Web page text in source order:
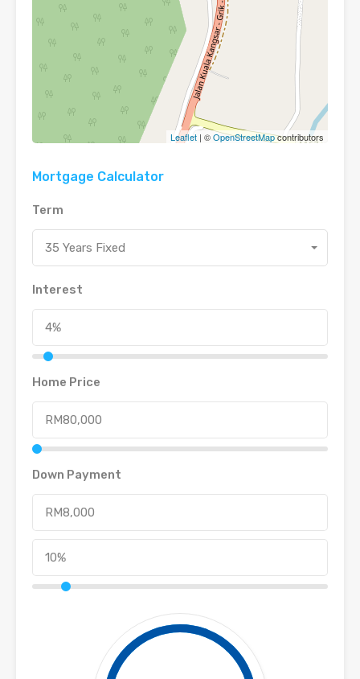
Leaflet | ©OpenStreetMapcontributors
Mortgage Calculator
Term
35 Years Fixed
Interest
Home Price
Down Payment